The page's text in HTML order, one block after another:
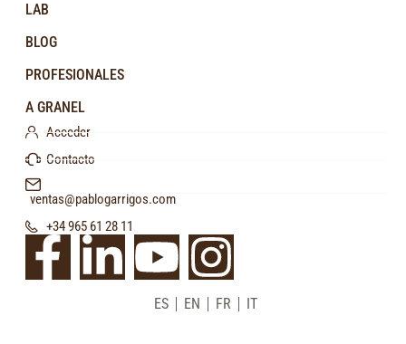
LAB
BLOG
PROFESIONALES
A GRANEL
Acceder
Contacto
ventas@pablogarrigos.com
+34 965 61 28 11
ES EN FR IT